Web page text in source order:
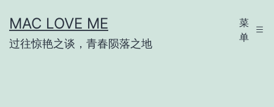
至
内
MAC LOVE ME
过往惊艳之谈，青春陨落之地
菜
单